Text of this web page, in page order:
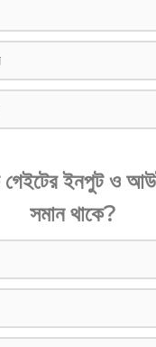
ইনপুট ও
সমান থাকে?